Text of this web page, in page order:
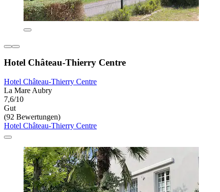
Hotel Château-Thierry Centre
Hotel Château-Thierry Centre
La Mare Aubry
7,6/10
Gut
(92 Bewertungen)
Hotel Château-Thierry Centre